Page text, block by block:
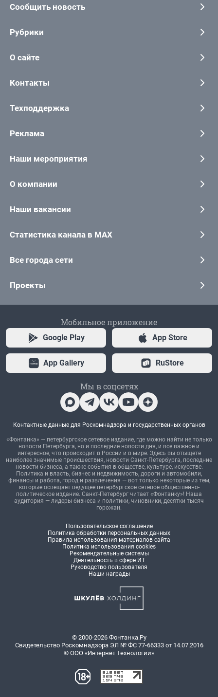
Сообщить новость
Рубрики
О сайте
Контакты
Техподдержка
Реклама
Наши мероприятия
О компании
Наши вакансии
Статистика канала в MAX
Все города сети
Проекты
Мобильное приложение
Google Play App Store
App Gallery RuStore
Мы в соцсетях
Контактные данные для Роскомнадзора и государственных органов
«Фонтанка» — петербургское сетевое издание, где можно найти не только
новости Петербурга, но и последние новости дня, и все важное и
интересное, что происходит в России и в мире. Здесь вы отыщете
наиболее значимые происшествия, новости Санкт-Петербурга, последние
новости бизнеса, а также события в обществе, культуре, искусстве.
Политика и власть, бизнес и недвижимость, дороги и автомобили,
финансы и работа, город и развлечения — вот только некоторые из тем,
которые освещает ведущее петербургское сетевое общественно-
политическое издание. Санкт-Петербург читает «Фонтанку»! Наша
аудитория — лидеры бизнеса и политики, чиновники, десятки тысяч
горожан.
Пользовательское соглашение
Политика обработки персональных данных
Правила использования материалов сайта
Политика использования cookies
Рекомендательные системы
Деятельность в сфере ИТ
Руководство пользователя
Наши награды
© 2000-2026 Фонтанка.Ру
Свидетельство Роскомнадзора ЭЛ № ФС 77-66333 от 14.07.2016
© ООО «Интернет Технологии»